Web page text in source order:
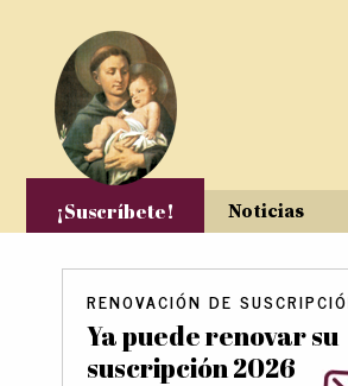
¡Suscríbete! Noticias
RENOVACIÓN DE
Ya puede renovar su
suscripción 2026